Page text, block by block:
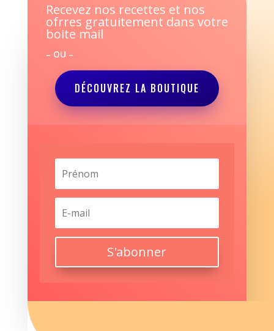
Recevez nos recettes et nos
ofrres gratuitement dans votre
boite mail
– OU –
DÉCOUVREZ LA BOUTIQUE
S'abonner